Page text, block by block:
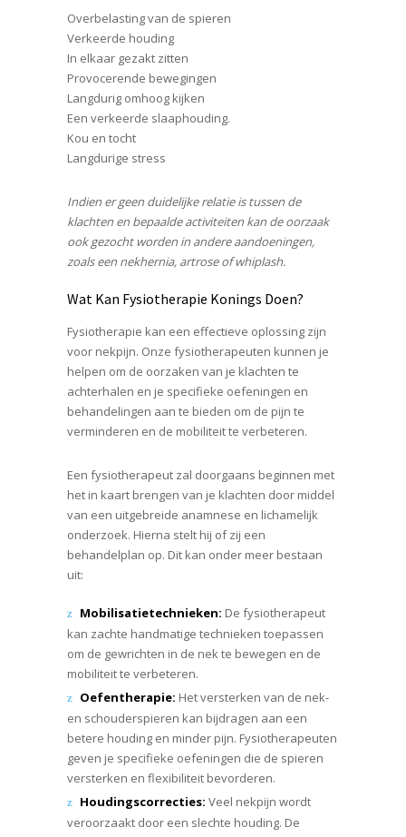
Overbelasting van de spieren
Verkeerde houding
In elkaar gezakt zitten
Provocerende bewegingen
Langdurig omhoog kijken
Een verkeerde slaaphouding.
Kou en tocht
Langdurige stress
Indien er geen duidelijke relatie is tussen de
klachten en bepaalde activiteiten kan de oorzaak
ook gezocht worden in andere aandoeningen,
zoals een nekhernia, artrose of whiplash.
Wat Kan Fysiotherapie Konings Doen?
Fysiotherapie kan een effectieve oplossing zijn
voor nekpijn. Onze fysiotherapeuten kunnen je
helpen om de oorzaken van je klachten te
achterhalen en je specifieke oefeningen en
behandelingen aan te bieden om de pijn te
verminderen en de mobiliteit te verbeteren.
Een fysiotherapeut zal doorgaans beginnen met
het in kaart brengen van je klachten door middel
van een uitgebreide anamnese en lichamelijk
onderzoek. Hierna stelt hij of zij een
behandelplan op. Dit kan onder meer bestaan
uit:
Mobilisatietechnieken: De fysiotherapeut
kan zachte handmatige technieken toepassen
om de gewrichten in de nek te bewegen en de
mobiliteit te verbeteren.
Oefentherapie: Het versterken van de nek-
en schouderspieren kan bijdragen aan een
betere houding en minder pijn. Fysiotherapeuten
geven je specifieke oefeningen die de spieren
versterken en flexibiliteit bevorderen.
Houdingscorrecties: Veel nekpijn wordt
veroorzaakt door een slechte houding. De